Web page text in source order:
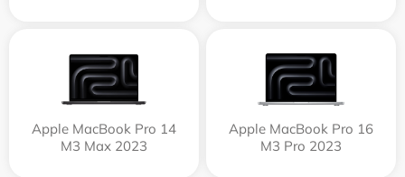
Apple MacBook Pro 14
M3 Max 2023
Apple MacBook Pro 16
M3 Pro 2023